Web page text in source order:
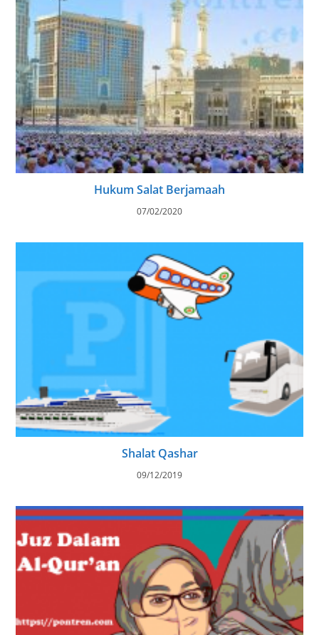
Hukum Salat Berjamaah
07/02/2020
Shalat Qashar
09/12/2019